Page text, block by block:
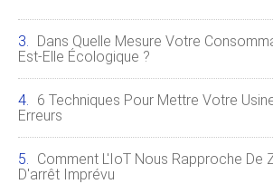
Dans Quelle Mesure Votre
Est-Elle Écologique ?
6 Techniques Pour Mettre Votre
Erreurs
Comment L'IoT Nous Rapproche De
D'arrêt Imprévu